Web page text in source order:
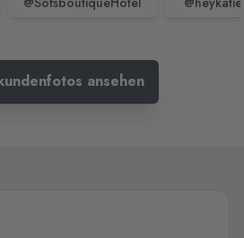
ansehen